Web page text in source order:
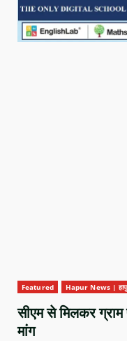
Featured Hapur News |
सीएम से मिलकर ग्राम
मांग